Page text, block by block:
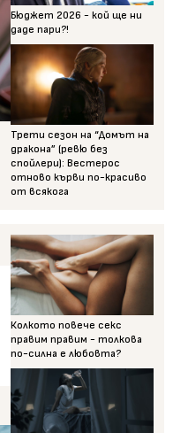
Бюджет 2026 - кой ще ни
даде пари?!
Трети сезон на “Домът на
дракона” (ревю без
спойлери): Вестерос
отново кърви по-красиво
от всякога
Колкото повече секс
правим правим - толкова
по-силна е любовта?